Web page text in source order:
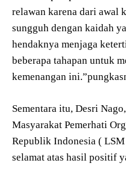
relawan karena dari awal
sungguh dengan kaidah
hendaknya menjaga
beberapa tahapan untuk
kemenangan
Sementara itu, Desri
Masyarakat Pemerhati
Republik Indonesia (
selamat atas hasil positif